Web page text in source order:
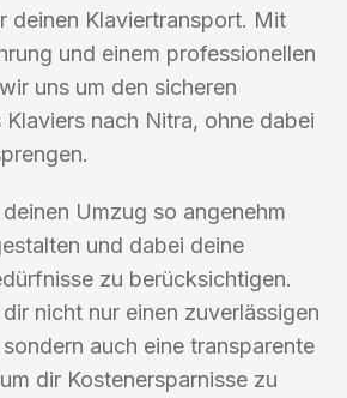
deinen Klaviertransport. Mit
und einem professionellen
uns um den sicheren
nach Nitra, ohne dabei
Umzug so angenehm
und dabei deine
zu berücksichtigen.
nicht nur einen zuverlässigen
auch eine transparente
dir Kostenersparnisse zu